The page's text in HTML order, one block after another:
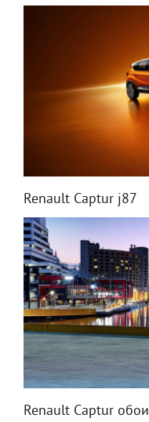
Renault Captur j87
Renault Captur обои